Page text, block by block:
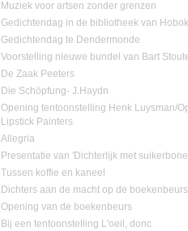
Muziek voor artsen zonder grenzen
Gedichtendag in de bibliotheek van
Gedichtendag te Dendermonde
Voorstelling nieuwe bundel van Bart
De Zaak Peeters
Die Schöpfung- J.Haydn
Opening tentoonstelling Henk Luysman/
Lipstick Painters
Allegria
Presentatie van 'Dichterlijk met
Tussen koffie en kaneel
Dichters aan de macht op de boekenbeurs
Opening van de boekenbeurs
Bij een tentoonstelling L'oeil, donc